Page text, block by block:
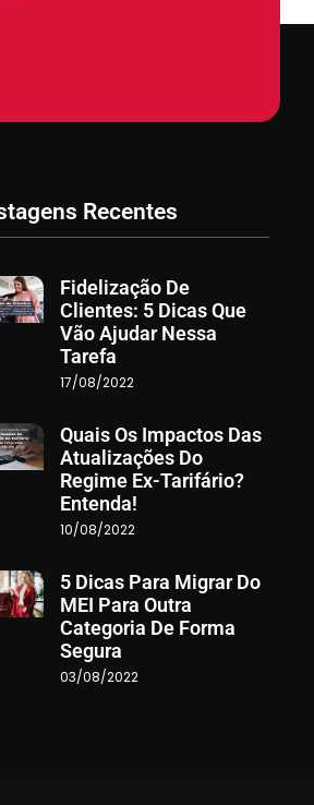
Recentes
Fidelização De
Clientes: 5 Dicas Que
Vão Ajudar Nessa
Tarefa
17/08/2022
Quais Os Impactos Das
Atualizações Do
Regime Ex-Tarifário?
Entenda!
10/08/2022
5 Dicas Para Migrar Do
MEI Para Outra
Categoria De Forma
Segura
03/08/2022